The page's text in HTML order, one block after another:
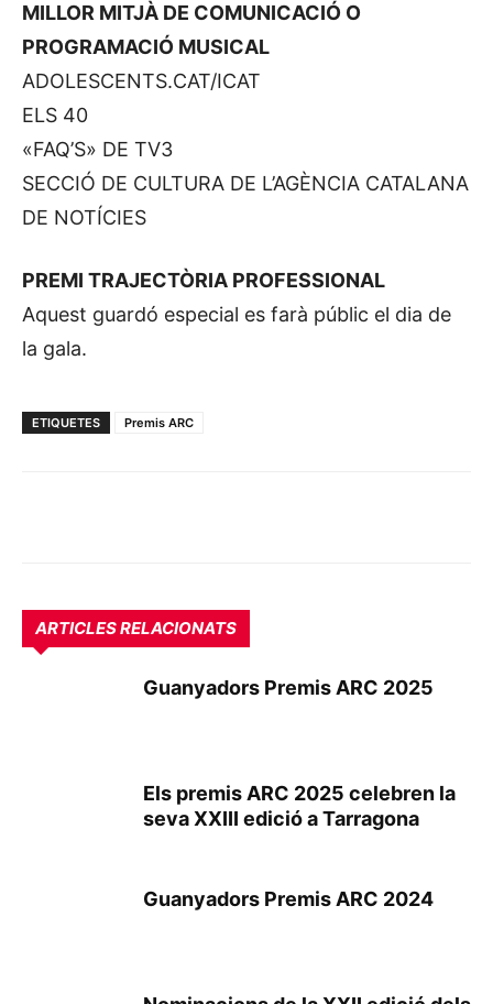
MILLOR MITJÀ DE COMUNICACIÓ O
PROGRAMACIÓ MUSICAL
ADOLESCENTS.CAT/ICAT
ELS 40
«FAQ’S» DE TV3
SECCIÓ DE CULTURA DE L’AGÈNCIA CATALANA
DE NOTÍCIES
PREMI TRAJECTÒRIA PROFESSIONAL
Aquest guardó especial es farà públic el dia de
la gala.
ETIQUETES Premis ARC
ARTICLES RELACIONATS
Guanyadors Premis ARC 2025
Els premis ARC 2025 celebren la
seva XXIII edició a Tarragona
Guanyadors Premis ARC 2024